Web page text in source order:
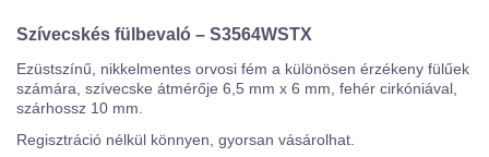
Szívecskés fülbevaló – S3564WSTX
Ezüstszínű, nikkelmentes orvosi fém a különösen érzékeny fülűek
számára, szívecske átmérője 6,5 mm x 6 mm, fehér cirkóniával,
szárhossz 10 mm.
Regisztráció nélkül könnyen, gyorsan vásárolhat.